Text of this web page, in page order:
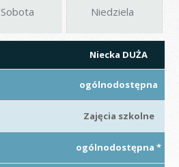
Sobota Niedziela
Niecka DUŻA
ogólnodostępna
Zajęcia szkolne
ogólnodostępna *